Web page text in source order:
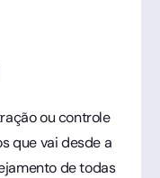
ou controle
que vai desde a
de todas